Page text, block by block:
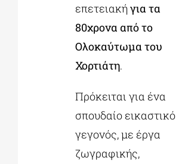
επετειακήγια τα
80χρονα από το
Ολοκαύτωμα του
Χορτιάτη.
Πρόκειται για ένα
σπουδαίο εικαστικό
γεγονός, με έργα
ζωγραφικής,